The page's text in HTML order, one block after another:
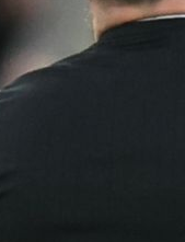
će pauzu da